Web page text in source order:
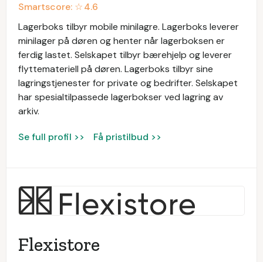
Smartscore: ☆4.6
Lagerboks tilbyr mobile minilagre. Lagerboks leverer
minilager på døren og henter når lagerboksen er
ferdig lastet. Selskapet tilbyr bærehjelp og leverer
flyttemateriell på døren. Lagerboks tilbyr sine
lagringstjenester for private og bedrifter. Selskapet
har spesialtilpassede lagerbokser ved lagring av
arkiv.
Se full profil >> Få pristilbud >>
Flexistore